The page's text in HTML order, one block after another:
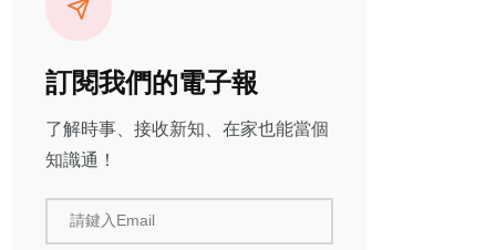
訂閱我們的電子報
了解時事、接收新知、在家也能當個
知識通！
請鍵入Email